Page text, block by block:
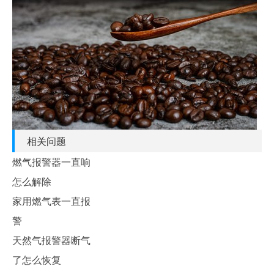
相关问题
燃气报警器一直响
怎么解除
家用燃气表一直报
警
天然气报警器断气
了怎么恢复